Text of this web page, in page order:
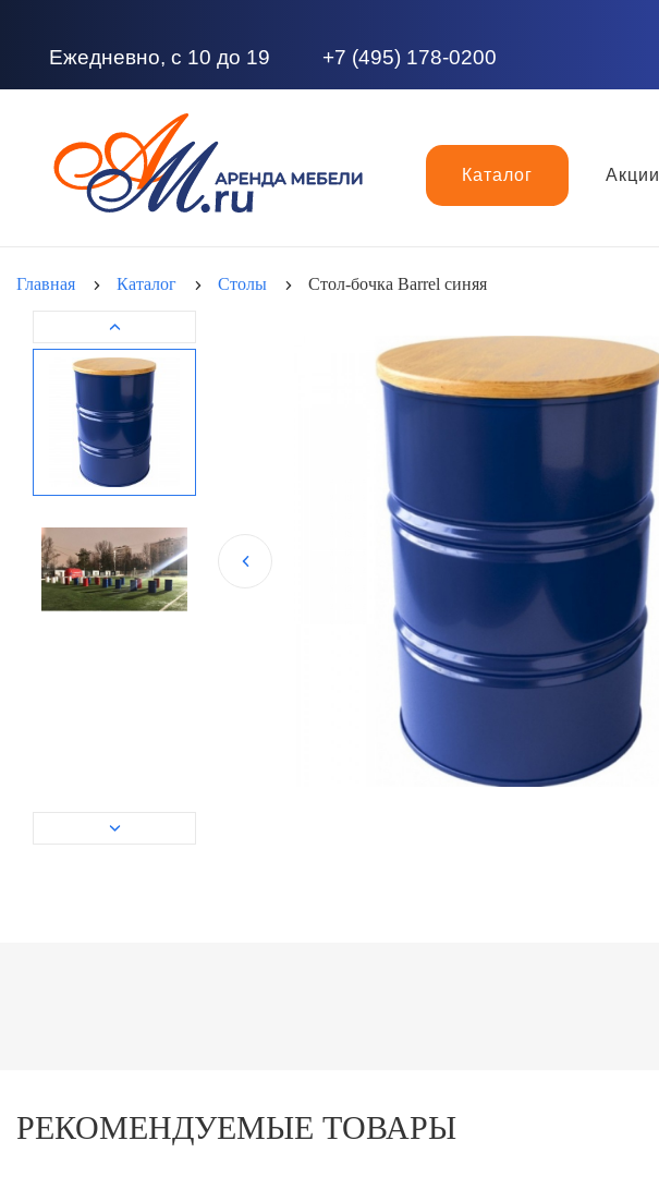
Ежедневно, с 10 до 19 +7 (495) 178-0200
Каталог Акции
Главная Каталог Столы Стол-бочка Barrel синяя
РЕКОМЕНДУЕМЫЕ ТОВАРЫ